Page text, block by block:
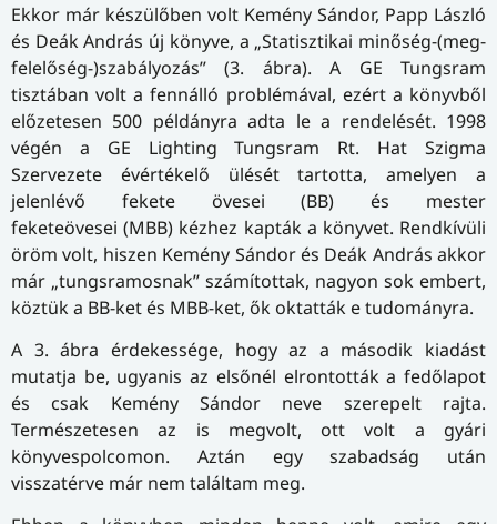
Ekkor már készülőben volt Kemény Sándor, Papp László
és Deák András új könyve, a „Statisztikai minőség-(meg­
fe­le­lő­ség-)sza­bá­lyo­zás” (3. ábra). A GE Tungsram
tisztában volt a fennálló problémával, ezért a könyvből
előzetesen 500 példányra adta le a rendelését. 1998
végén a GE Lighting Tungsram Rt. Hat Szigma
Szervezete évértékelő ülését tartotta, amelyen a
jelenlévő fekete övesei (BB) és mester
feketeövesei (MBB) kézhez kapták a könyvet. Rendkívüli
öröm volt, hiszen Kemény Sándor és Deák András akkor
már „tungsramosnak” számítottak, nagyon sok embert,
köztük a BB-ket és MBB-ket, ők oktatták e tudományra.
A 3. ábra érdekessége, hogy az a második kiadást
mutatja be, ugyanis az elsőnél elrontották a fedőlapot
és csak Kemény Sándor neve szerepelt rajta.
Természetesen az is megvolt, ott volt a gyári
könyvespolcomon. Aztán egy szabadság után
visszatérve már nem találtam meg.